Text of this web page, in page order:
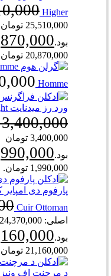
Higher
25,510,000 تومان
بود.
20,870,000 تومان.
Homme
ورد رز میدنایت Fragrance World Rose Midnight
3,400,000
3,400,000 تومان
بود.
1,990,000 تومان.
Cuir Ottoman
بود.
21,160,000 تومان.